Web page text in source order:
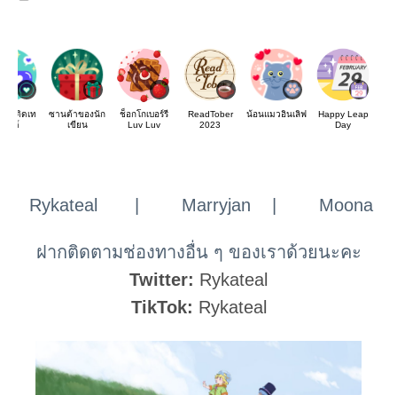
ชทติดเท
รนด์
ซานต้าของนัก
เขียน
ช็อกโกเบอร์รี
Luv Luv
ReadTober
2023
น้อนแมวอินเลิฟ
Happy Leap
Day
Rykateal | Marryjan | Moona
ฝากติดตามช่องทางอื่น ๆ ของเราด้วยนะคะ
Twitter: Rykateal
TikTok: Rykateal